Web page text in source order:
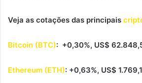
Veja as cotações das principais
Bitcoin (BTC): +0,30%, US$
Ethereum (ETH): +0,63%, US$